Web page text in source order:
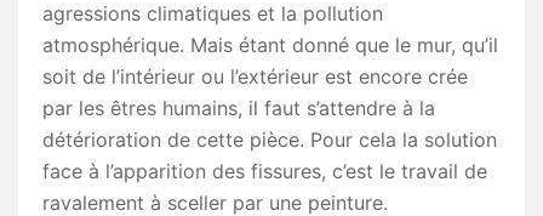
agressions climatiques et la pollution
atmosphérique. Mais étant donné que le mur, qu’il
soit de l’intérieur ou l’extérieur est encore crée
par les êtres humains, il faut s’attendre à la
détérioration de cette pièce. Pour cela la solution
face à l’apparition des fissures, c’est le travail de
ravalement à sceller par une peinture.